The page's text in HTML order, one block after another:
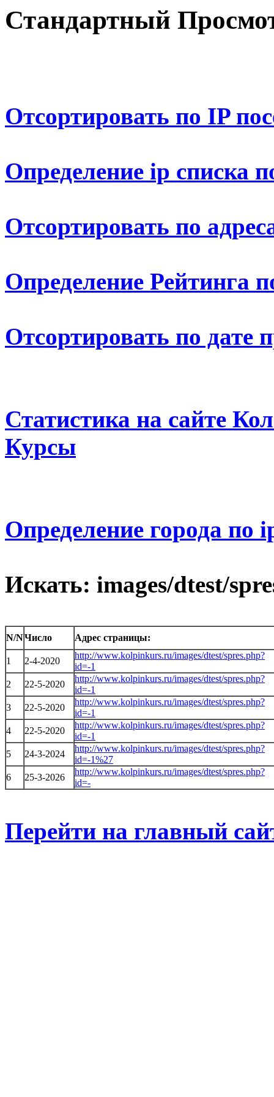
Стандартный
Отсортировать по IP
Определение ip списка
Отсортировать по
Определение Рейтинга
Отсортировать по дате
Статистика на сайте
Курсы
Определение города по
Искать: images/dtest/
N/NЧисло Адрес страницы:
1 2-4-2020
http://www.kolpinkurs.ru/images/dtest/spres.php?
id=-1
2
22-5-2020
http://www.kolpinkurs.ru/images/dtest/spres.php?
id=-1
3
22-5-2020
http://www.kolpinkurs.ru/images/dtest/spres.php?
id=-1
4
22-5-2020
http://www.kolpinkurs.ru/images/dtest/spres.php?
id=-1
5
24-3-2024
http://www.kolpinkurs.ru/images/dtest/spres.php?
id=-1%27
6
25-3-2026
http://www.kolpinkurs.ru/images/dtest/spres.php?
id=-
Перейти на главный